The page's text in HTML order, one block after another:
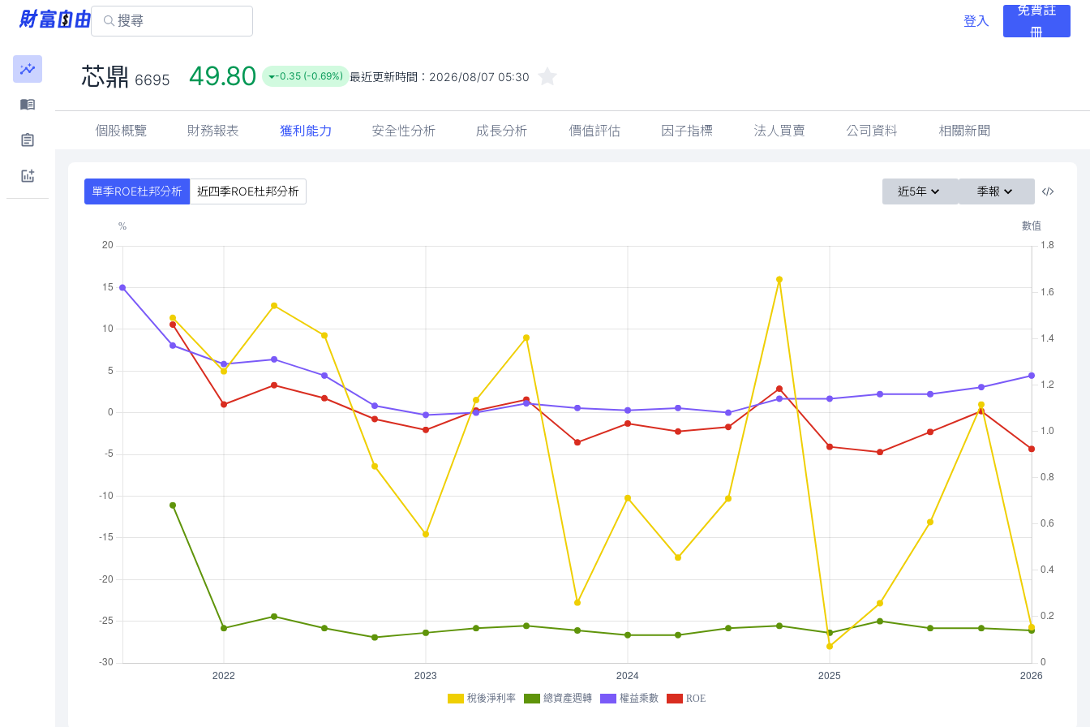
登入
免費註
冊
芯鼎 6695 49.80 -0.35 (-0.69%) 最近更新時間： 2026/08/07 05:30
個股概覽 財務報表 獲利能力 安全性分析 成長分析 價值評估 因子指標 法人買賣 公司資料 相關新聞
單季ROE杜邦分析 近四季ROE杜邦分析 近5年 季報
稅後淨利率 總資產週轉 權益乘數 ROE